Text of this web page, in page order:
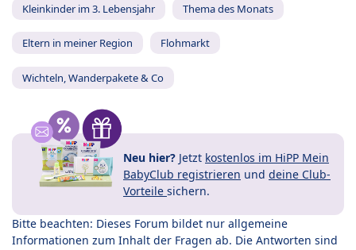
Kleinkinder im 3. Lebensjahr Thema des Monats
Eltern in meiner Region Flohmarkt
Wichteln, Wanderpakete & Co
Neu hier? Jetzt kostenlos im HiPP Mein
BabyClub registrieren und deine Club-
Vorteile sichern.
Bitte beachten: Dieses Forum bildet nur allgemeine
Informationen zum Inhalt der Fragen ab. Die Antworten sind